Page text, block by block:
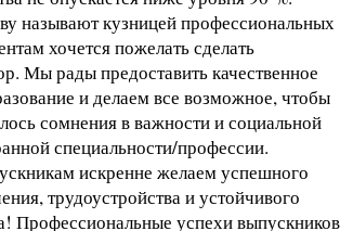
называют кузницей профессиональных
хочется пожелать сделать
Мы рады предоставить качественное
и делаем все возможное, чтобы
сомнения в важности и социальной
специальности/профессии.
искренне желаем успешного
трудоустройства и устойчивого
Профессиональные успехи выпускников